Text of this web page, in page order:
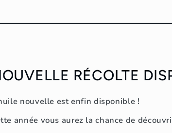
RÉCOLTE
nouvelle est enfin disponible !
année vous aurez la chance de